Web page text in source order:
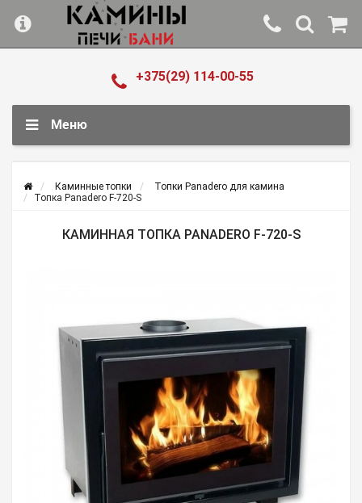
+375(29) 114-00-55
Меню
Каминные топки
Топки Panadero для камина
Топка Panadero F-720-S
КАМИННАЯ ТОПКА PANADERO F-720-S